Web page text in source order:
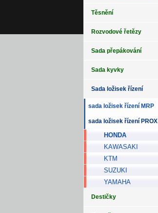
Těsnění
Rozvodové řetězy
Sada přepákování
Sada kyvky
Sada ložisek řízení
sada ložisek řízení MRP
sada ložisek řízení PROX
HONDA
KAWASAKI
KTM
SUZUKI
YAMAHA
Destičky